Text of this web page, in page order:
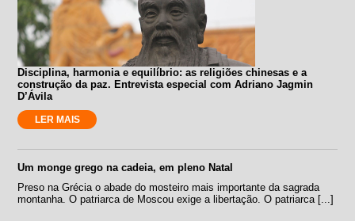
Disciplina, harmonia e equilíbrio: as religiões chinesas e a
construção da paz. Entrevista especial com Adriano Jagmin
D’Ávila
LER MAIS
Um monge grego na cadeia, em pleno Natal
Preso na Grécia o abade do mosteiro mais importante da sagrada
montanha. O patriarca de Moscou exige a libertação. O patriarca [...]